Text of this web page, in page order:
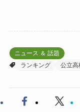
ニュース ＆ 話題
ランキング
公立高